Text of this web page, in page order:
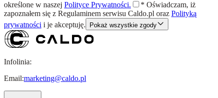
określone w naszej Polityce Prywatności. * Oświadczam, iż
zapoznałem się z Regulaminem serwisu Caldo.pl oraz Polityką
prywatności i je akceptuję. Pokaż wszystkie zgody
Infolinia:
Email:marketing@caldo.pl